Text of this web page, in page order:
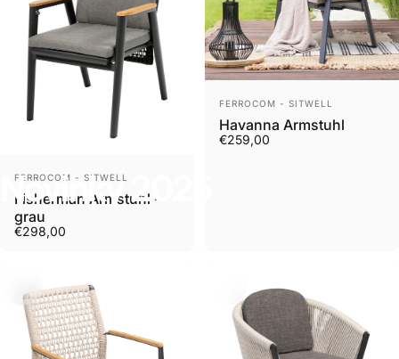
Novinky2025
Prodejce
FERROCOM - SITWELL
Fisherman Armstuhl -
grau
€298,00
Prodejce
FERROCOM - SITWELL
Havanna Armstuhl
€259,00